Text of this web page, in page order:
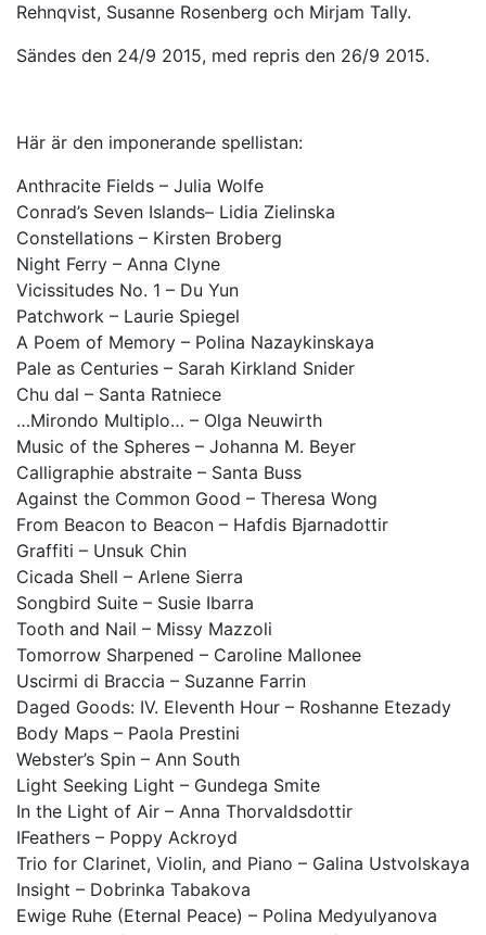
Rehnqvist, Susanne Rosenberg och Mirjam Tally.
Sändes den 24/9 2015, med repris den 26/9 2015.
Här är den imponerande spellistan:
Anthracite Fields – Julia Wolfe
Conrad’s Seven Islands– Lidia Zielinska
Constellations – Kirsten Broberg
Night Ferry – Anna Clyne
Vicissitudes No. 1 – Du Yun
Patchwork – Laurie Spiegel
A Poem of Memory – Polina Nazaykinskaya
Pale as Centuries – Sarah Kirkland Snider
Chu dal – Santa Ratniece
…Mirondo Multiplo… – Olga Neuwirth
Music of the Spheres – Johanna M. Beyer
Calligraphie abstraite – Santa Buss
Against the Common Good – Theresa Wong
From Beacon to Beacon – Hafdis Bjarnadottir
Graffiti – Unsuk Chin
Cicada Shell – Arlene Sierra
Songbird Suite – Susie Ibarra
Tooth and Nail – Missy Mazzoli
Tomorrow Sharpened – Caroline Mallonee
Uscirmi di Braccia – Suzanne Farrin
Daged Goods: IV. Eleventh Hour – Roshanne Etezady
Body Maps – Paola Prestini
Webster’s Spin – Ann South
Light Seeking Light – Gundega Smite
In the Light of Air – Anna Thorvaldsdottir
IFeathers – Poppy Ackroyd
Trio for Clarinet, Violin, and Piano – Galina Ustvolskaya
Insight – Dobrinka Tabakova
Ewige Ruhe (Eternal Peace) – Polina Medyulyanova